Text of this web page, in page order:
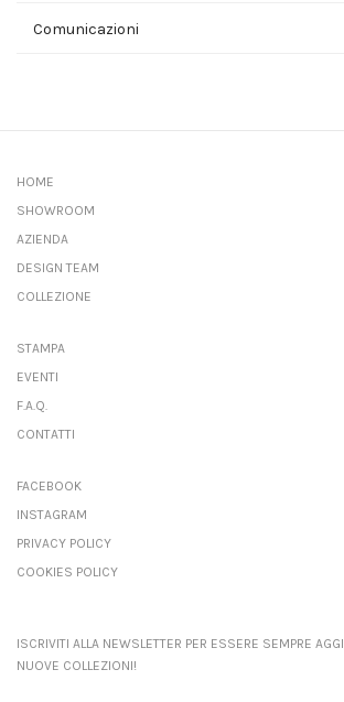
Comunicazioni
HOME
SHOWROOM
AZIENDA
DESIGN TEAM
COLLEZIONE
STAMPA
EVENTI
F.A.Q.
CONTATTI
FACEBOOK
INSTAGRAM
PRIVACY POLICY
COOKIES POLICY
ISCRIVITI ALLA NEWSLETTER PER ESSERE SEMPRE
NUOVE COLLEZIONI!